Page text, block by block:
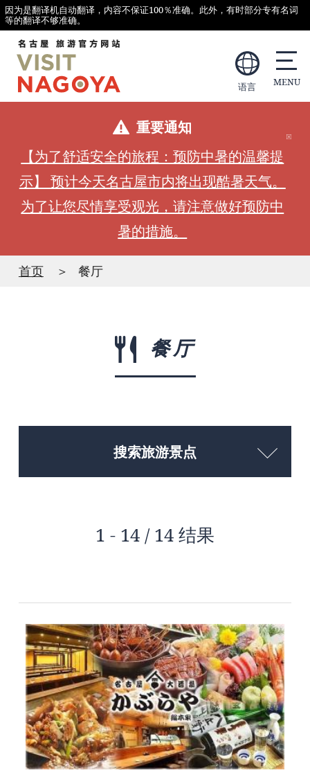
因为是翻译机自动翻译，内容不保证100％准确。此外，有时部分专有名词
等的翻译不够准确。
语言
重要通知
【为了舒适安全的旅程：预防中暑的温馨提
示】 预计今天名古屋市内将出现酷暑天气。
为了让您尽情享受观光，请注意做好预防中
暑的措施。
首页 餐厅
餐厅
搜索旅游景点
1 - 14 / 14 结果